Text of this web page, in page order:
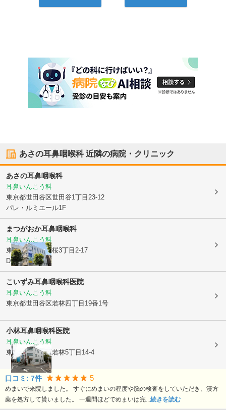
あさの耳鼻咽喉科近隣の病院・クリニック
あさの耳鼻咽喉科
耳鼻いんこう科
東京都世田谷区世田谷1丁目23-12
パレ・ルミエール1F
まつがおか耳鼻咽喉科
耳鼻いんこう科
東京都世田谷区桜3丁目2-17
DS桜ビル4階
こいずみ耳鼻咽喉科医院
耳鼻いんこう科
東京都世田谷区若林四丁目19番1号
小林耳鼻咽喉科医院
耳鼻いんこう科
東京都世田谷区若林5丁目14-4
口コミ: 7件 5
めまいで来院しました。 すぐにめまいの程度や脳の検査をしていただき、漢方
薬を処方して貰いました。 一週間ほどでめまいは完... 続きを読む